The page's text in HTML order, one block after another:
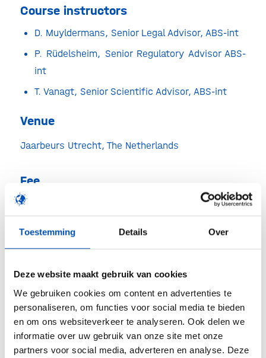
Toestemming Details Over
Deze website maakt gebruik van cookies
We gebruiken cookies om content en advertenties te
personaliseren, om functies voor social media te bieden
en om ons websiteverkeer te analyseren. Ook delen we
informatie over uw gebruik van onze site met onze
partners voor social media, adverteren en analyse. Deze
Course instructors
D. Muyldermans, Senior Legal Advisor, ABS-int
P. Rüdelsheim, Senior Regulatory Advisor ABS-
int
T. Vanagt, Senior Scientific Advisor, ABS-int
Venue
Jaarbeurs Utrecht, The Netherlands
Fee
€ 575,- (excl. VAT) including catering. HollandBIO
Express your interest by by sending an email to
workshops@abs-int.eu and you will get access to
the registration form. Mention in the email that
you are a HollandBIO member to receive the
discount. Registration accepted on first come,